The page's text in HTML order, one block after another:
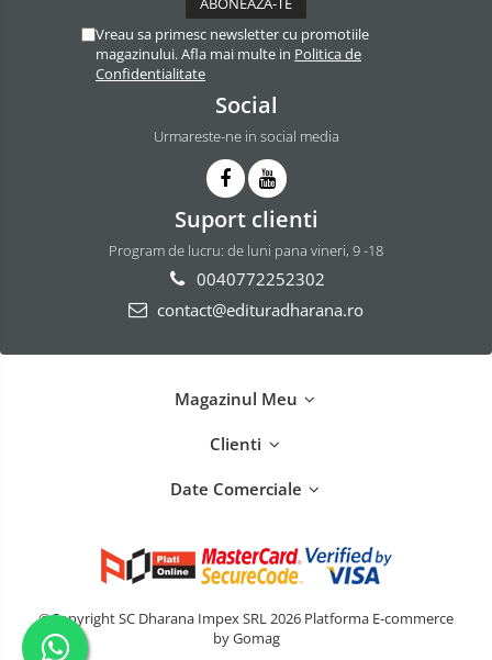
Vreau sa primesc newsletter cu promotiile
magazinului. Afla mai multe in Politica de
Confidentialitate
Social
Urmareste-ne in social media
Suport clienti
Program de lucru: de luni pana vineri, 9 -18
0040772252302
contact@edituradharana.ro
Magazinul Meu
Clienti
Date Comerciale
©Copyright SC Dharana Impex SRL 2026 Platforma E-commerce
by Gomag